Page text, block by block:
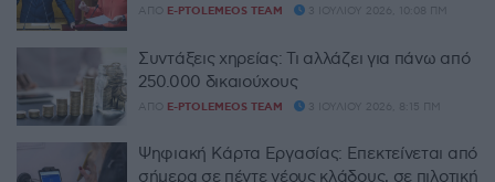
ΑΠΌ E-PTOLEMEOS TEAM 3 ΙΟΥΛΊΟΥ 2026, 10:08 ΠΜ
Συντάξεις χηρείας: Τι αλλάζει για πάνω από
250.000 δικαιούχους
ΑΠΌ E-PTOLEMEOS TEAM 3 ΙΟΥΛΊΟΥ 2026, 8:15 ΠΜ
Ψηφιακή Κάρτα Εργασίας: Επεκτείνεται από
σήμερα σε πέντε νέους κλάδους, σε πιλοτική